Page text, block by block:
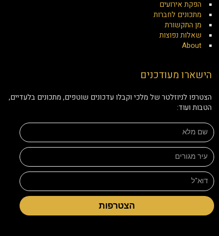
הפקת אירועים
מתכונים לחברות
מן התקשורת
שאלות נפוצות
About
הישארו מעודכנים
הצטרפו לניוזלטר של מלכי וקבלו עדכונים שוטפים, מתכונים בלעדיים,
הטבות ועוד:
הצטרפות